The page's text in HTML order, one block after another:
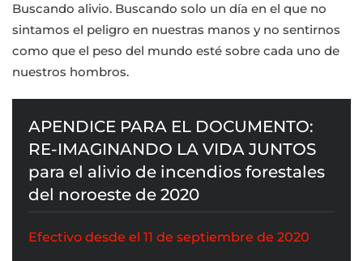
Buscando alivio. Buscando solo un día en el que no
sintamos el peligro en nuestras manos y no sentirnos
como que el peso del mundo esté sobre cada uno de
nuestros hombros.
APENDICE PARA EL DOCUMENTO:
RE-IMAGINANDO LA VIDA JUNTOS
para el alivio de incendios forestales
del noroeste de 2020
Efectivo desde el 11 de septiembre de 2020